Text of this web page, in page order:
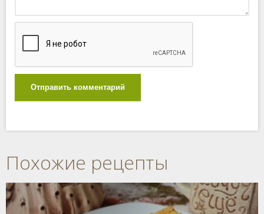
Отправить комментарий
Похожие рецепты